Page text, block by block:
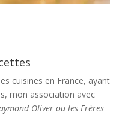
cuisines en France, ayant
mon association avec
Oliver ou les Frères